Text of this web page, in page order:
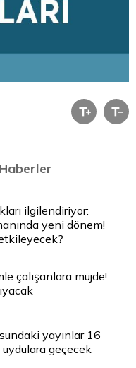
ilgilendiriyor:
yeni dönem!
çalışanlara müjde!
yayınlar 16
geçecek